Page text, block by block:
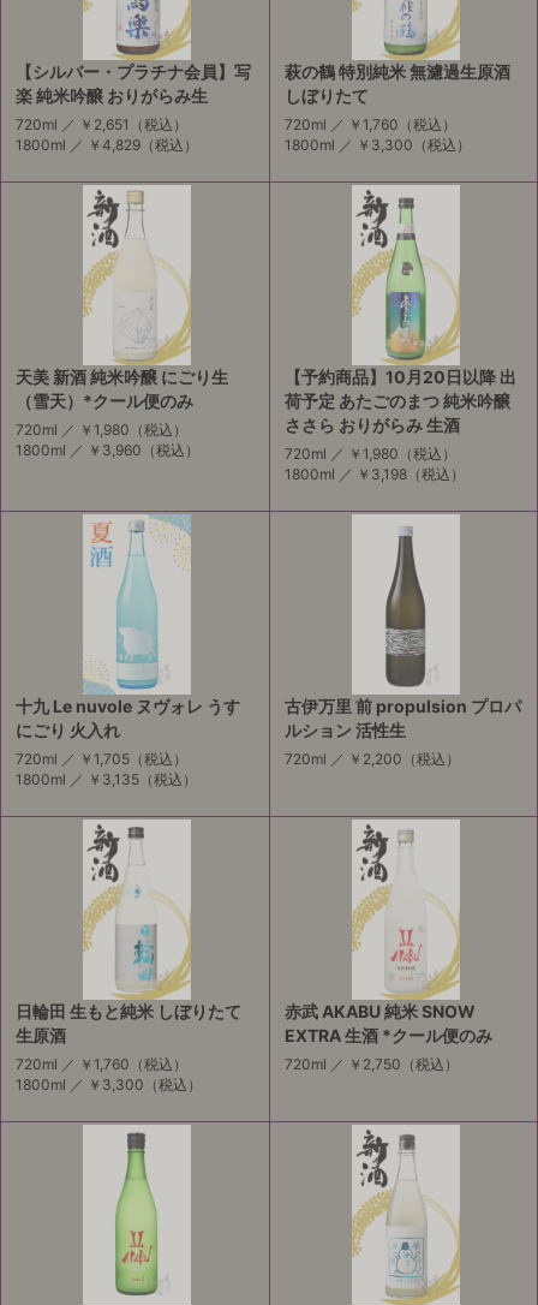
【シルバー・プラチナ会員】写
楽 純米吟醸 おりがらみ生
720ml ／ ￥2,651
（税込）
1800ml ／ ￥4,829 （税込）
萩の鶴 特別純米 無濾過生原酒
しぼりたて
720ml ／ ￥1,760 （税込）
1800ml ／ ￥3,300 （税込）
天美 新酒 純米吟醸 にごり生
（雪天）*クール便のみ
720ml ／ ￥1,980 （税込）
1800ml ／ ￥3,960 （税込）
【予約商品】10月20日以降 出
荷予定 あたごのまつ 純米吟醸
ささら おりがらみ 生酒
720ml ／ ￥1,980 （税込）
1800ml ／ ￥3,198（税込）
十九 Le nuvole ヌヴォレ うす
にごり 火入れ
720ml ／ ￥1,705 （税込）
1800ml ／ ￥3,135 （税込）
古伊万里 前 propulsion プロパ
ルション 活性生
720ml ／ ￥2,200 （税込）
日輪田 生もと純米 しぼりたて
生原酒
720ml ／ ￥1,760 （税込）
1800ml ／ ￥3,300 （税込）
赤武 AKABU 純米 SNOW
EXTRA 生酒 *クール便のみ
720ml ／ ￥2,750 （税込）